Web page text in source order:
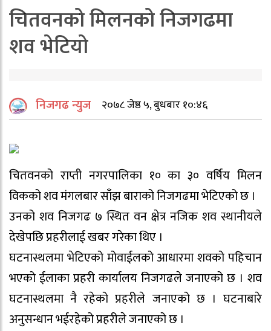
चितवनको मिलनको निजगढमा
शव भेटियो
निजगढ न्युज २०७८ जेष्ठ ५, बुधबार १०:४६
चितवनको राप्ती नगरपालिका १० का ३० वर्षिय मिलन
विकको शव मंगलबार साँझ बाराको निजगढमा भेटिएको छ ।
उनको शव निजगढ ७ स्थित वन क्षेत्र नजिक शव स्थानीयले
देखेपछि प्रहरीलाई खबर गरेका थिए ।
घटनास्थलमा भेटिएको मोवाईलको आधारमा शवको पहिचान
भएको ईलाका प्रहरी कार्यालय निजगढले जनाएको छ । शव
घटनास्थलमा नै रहेको प्रहरीले जनाएको छ । घटनाबारे
अनुसन्धान भईरहेको प्रहरीले जनाएको छ ।